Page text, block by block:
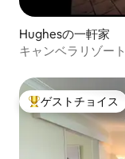
Hughesの一軒家
キャンベラリゾー
大好評のゲストチ
ゲストチョイス